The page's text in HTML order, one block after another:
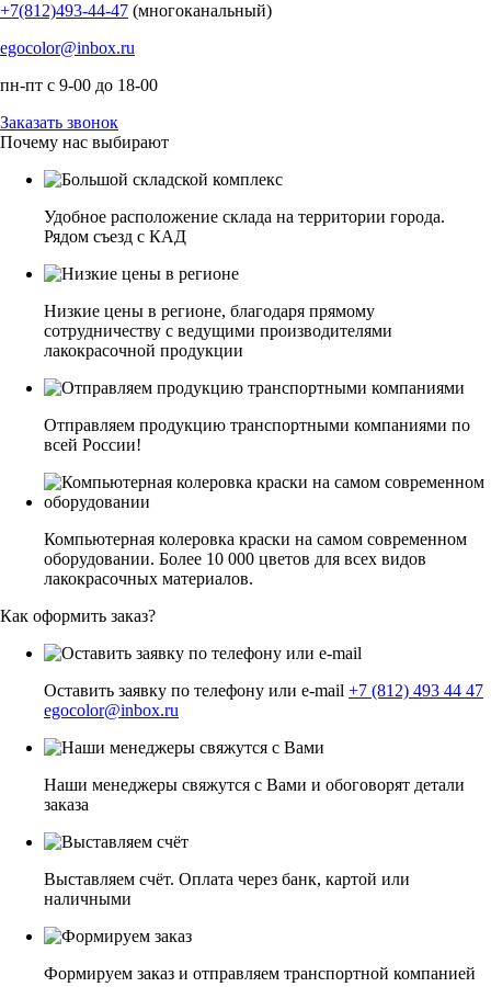
+7(812)493-44-47 (многоканальный)
egocolor@inbox.ru
пн-пт с 9-00 до 18-00
Заказать звонок
Почему нас выбирают
Удобное расположение склада на территории города.
Рядом съезд с КАД
Низкие цены в регионе, благодаря прямому
сотрудничеству с ведущими производителями
лакокрасочной продукции
Отправляем продукцию транспортными компаниями по
всей России!
Компьютерная колеровка краски на самом современном
оборудовании. Более 10 000 цветов для всех видов
лакокрасочных материалов.
Как оформить заказ?
Оставить заявку по телефону или e-mail +7 (812) 493 44 47
egocolor@inbox.ru
Наши менеджеры свяжутся с Вами и обоговорят детали
заказа
Выставляем счёт. Оплата через банк, картой или
наличными
Формируем заказ и отправляем транспортной компанией